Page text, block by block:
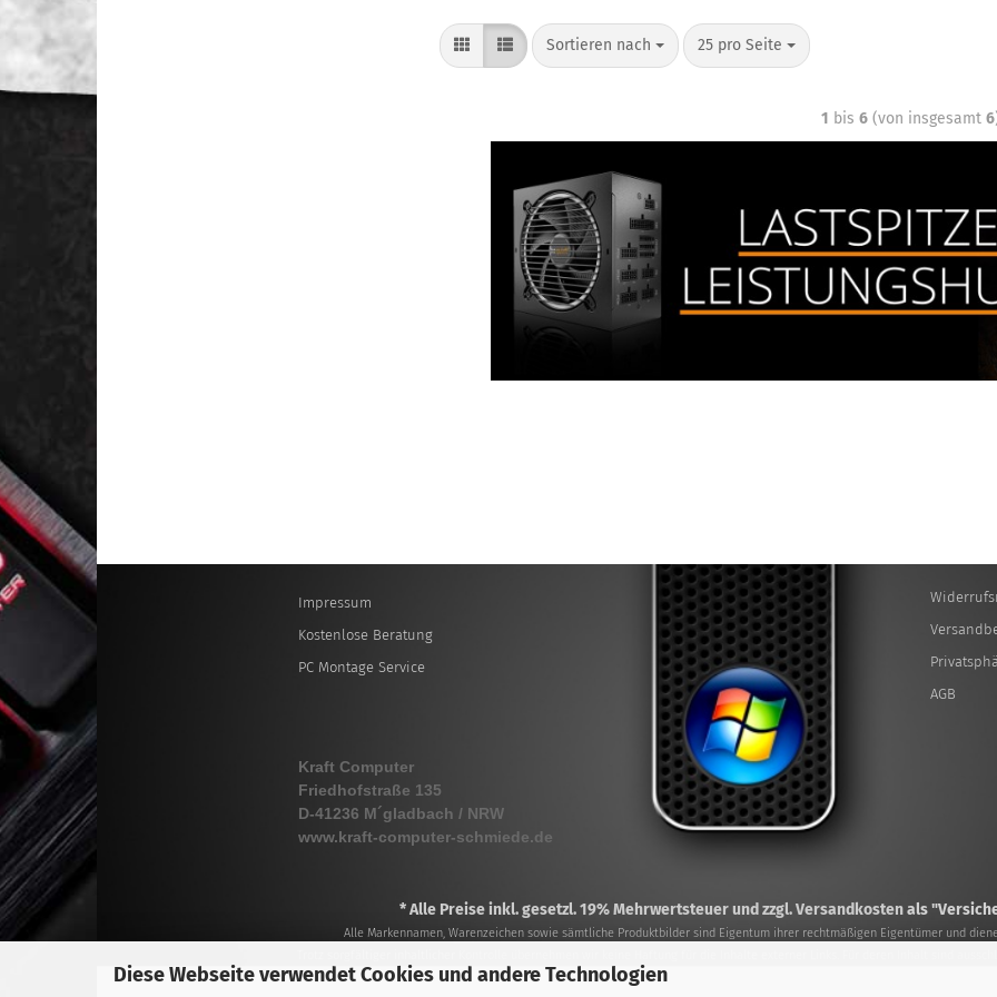
Diese Webseite verwendet Cookies und andere Technologien
Sortieren nach 25 pro Seite
1 bis 6(von insgesamt 6
Impressum
Kostenlose Beratung
PC Montage Service
Kraft Computer
Friedhofstraße 135
D-41236 M´gladbach / NRW
www.kraft-computer-schmiede.de
AGB
* Alle Preise inkl. gesetzl. 19% Mehrwertsteuer und zzgl. Versandkosten als
Alle Markennamen, Warenzeichen sowie sämtliche Produktbilder sind Eigentum ihrer rechtmäßigen Eigentümer und